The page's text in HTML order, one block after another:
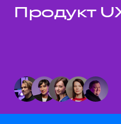
Темы докладов
Продукт